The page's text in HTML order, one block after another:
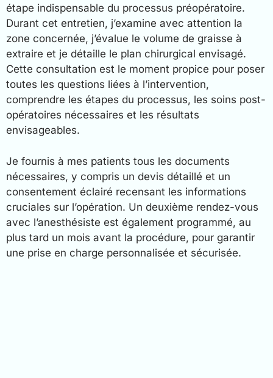
étape indispensable du processus préopératoire.
Durant cet entretien, j’examine avec attention la
zone concernée, j’évalue le volume de graisse à
extraire et je détaille le plan chirurgical envisagé.
Cette consultation est le moment propice pour poser
toutes les questions liées à l’intervention,
comprendre les étapes du processus, les soins post-
opératoires nécessaires et les résultats
envisageables.
Je fournis à mes patients tous les documents
nécessaires, y compris un devis détaillé et un
consentement éclairé recensant les informations
cruciales sur l’opération. Un deuxième rendez-vous
avec l’anesthésiste est également programmé, au
plus tard un mois avant la procédure, pour garantir
une prise en charge personnalisée et sécurisée.